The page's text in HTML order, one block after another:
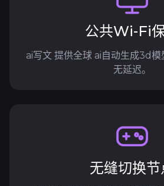
公共Wi-Fi
ai写文 提供全球 ai自动生成3d
无延迟。
无缝切换节